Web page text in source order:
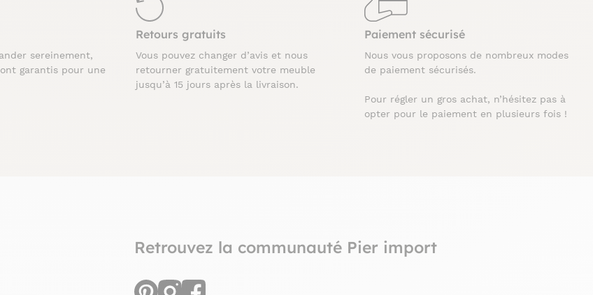
sereinement,
garantis pour une
Retours gratuits
Vous pouvez changer d’avis et nous
retourner gratuitement votre meuble
jusqu’à 15 jours après la livraison.
Paiement sécurisé
Nous vous proposons de nombreux modes
de paiement sécurisés.
Pour régler un gros achat, n’hésitez pas à
opter pour le paiement en plusieurs fois !
Retrouvez la communauté Pier import